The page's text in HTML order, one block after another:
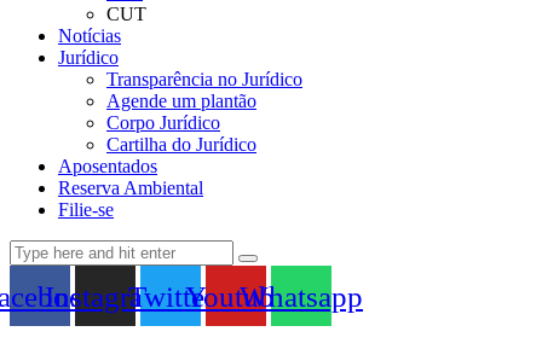
CUT
Notícias
Jurídico
Transparência no Jurídico
Agende um plantão
Corpo Jurídico
Cartilha do Jurídico
Aposentados
Reserva Ambiental
Filie-se
InstagramTwitterYoutubeWhatsapp